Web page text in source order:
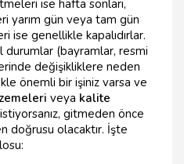
ise hafta sonları,
yarım gün veya tam gün
ise genellikle kapalıdırlar.
durumlar (bayramlar, resmi
değişikliklere neden
önemli bir işiniz varsa ve
veya kalite
gitmeden önce
olacaktır. İşte